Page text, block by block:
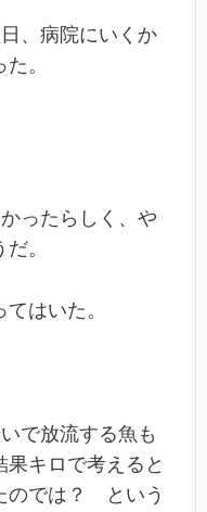
、病院にいくか
。
ったらしく、や
。
はいた。
で放流する魚も
キロで考えると
のでは？ という